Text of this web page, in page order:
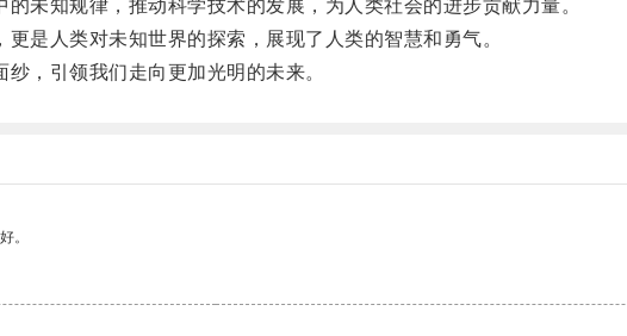
知规律，推动科学技术的发展，为人类社会的进步贡献力量。
人类对未知世界的探索，展现了人类的智慧和勇气。
，引领我们走向更加光明的未来。
。